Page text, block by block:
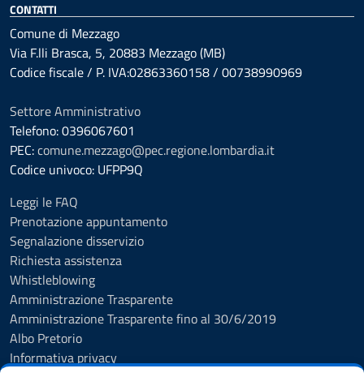
CONTATTI
Comune di Mezzago
Via F.lli Brasca, 5, 20883 Mezzago (MB)
Codice fiscale / P. IVA:02863360158 / 00738990969
Settore Amministrativo
Telefono: 0396067601
PEC:comune.mezzago@pec.regione.lombardia.it
Codice univoco: UFPP9Q
Leggi le FAQ
Prenotazione appuntamento
Segnalazione disservizio
Richiesta assistenza
Whistleblowing
Amministrazione Trasparente
Amministrazione Trasparente fino al 30/6/2019
Albo Pretorio
Informativa privacy